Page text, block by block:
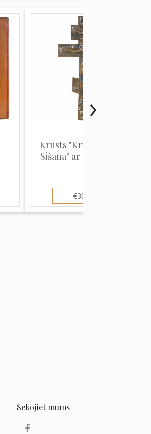
Krusts "Kristus Krustā
Sišana" ar divu krāsu...
€300.00